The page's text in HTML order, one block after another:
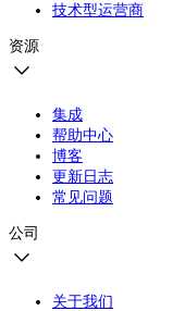
技术型运营商
资源
集成
帮助中心
博客
更新日志
常见问题
公司
关于我们